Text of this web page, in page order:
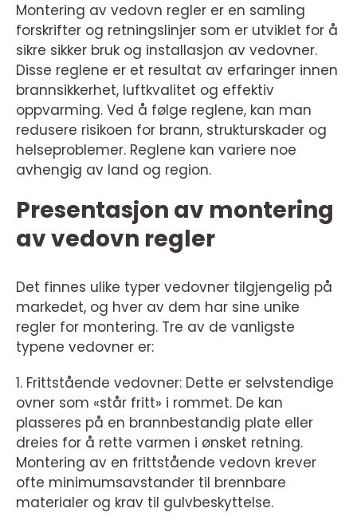
Montering av vedovn regler er en samling
forskrifter og retningslinjer som er utviklet for å
sikre sikker bruk og installasjon av vedovner.
Disse reglene er et resultat av erfaringer innen
brannsikkerhet, luftkvalitet og effektiv
oppvarming. Ved å følge reglene, kan man
redusere risikoen for brann, strukturskader og
helseproblemer. Reglene kan variere noe
avhengig av land og region.
Presentasjon av montering
av vedovn regler
Det finnes ulike typer vedovner tilgjengelig på
markedet, og hver av dem har sine unike
regler for montering. Tre av de vanligste
typene vedovner er:
1. Frittstående vedovner: Dette er selvstendige
ovner som «står fritt» i rommet. De kan
plasseres på en brannbestandig plate eller
dreies for å rette varmen i ønsket retning.
Montering av en frittstående vedovn krever
ofte minimumsavstander til brennbare
materialer og krav til gulvbeskyttelse.